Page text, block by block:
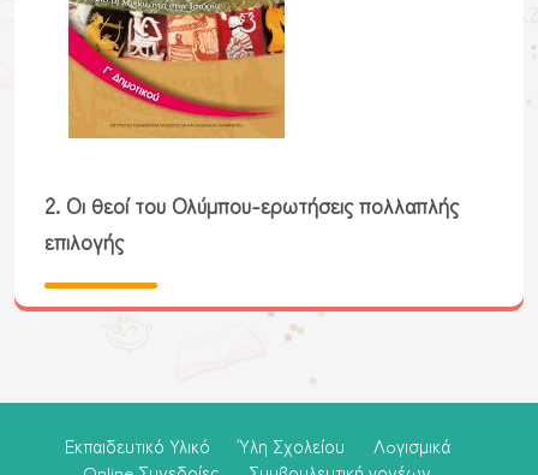
2. Οι θεοί του Ολύμπου-ερωτήσεις πολλαπλής
επιλογής
Εκπαιδευτικό Υλικό Ύλη Σχολείου
Λoγισμικά